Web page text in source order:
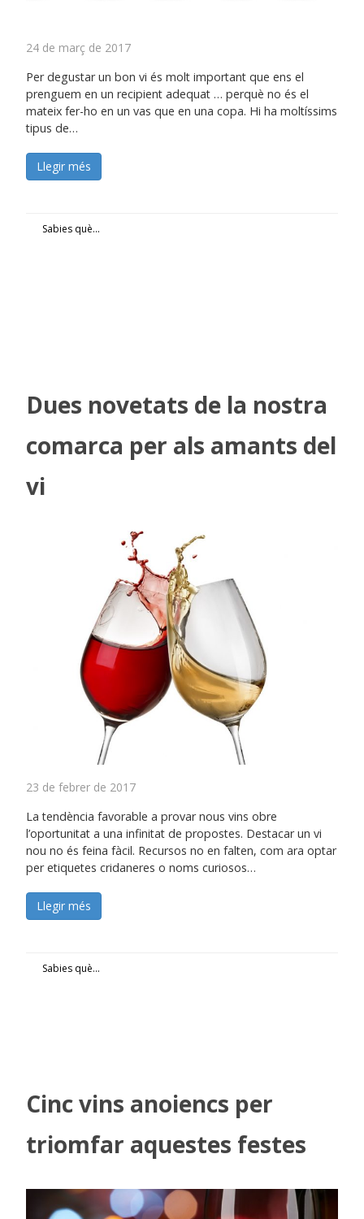
24 de març de 2017
Per degustar un bon vi és molt important que ens el
prenguem en un recipient adequat … perquè no és el
mateix fer-ho en un vas que en una copa. Hi ha moltíssims
tipus de…
Llegir més
Sabies què...
Dues novetats de la nostra
comarca per als amants del
vi
23 de febrer de 2017
La tendència favorable a provar nous vins obre
l’oportunitat a una infinitat de propostes. Destacar un vi
nou no és feina fàcil. Recursos no en falten, com ara optar
per etiquetes cridaneres o noms curiosos…
Llegir més
Sabies què...
Cinc vins anoiencs per
triomfar aquestes festes